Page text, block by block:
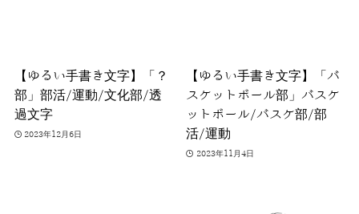
【ゆるい手書き文字】「？
部」部活/運動/文化部/透
過文字
2023年12月6日
【ゆるい手書き文字】「バ
スケットボール部」バスケ
ットボール/バスケ部/部
活/運動
2023年11月4日